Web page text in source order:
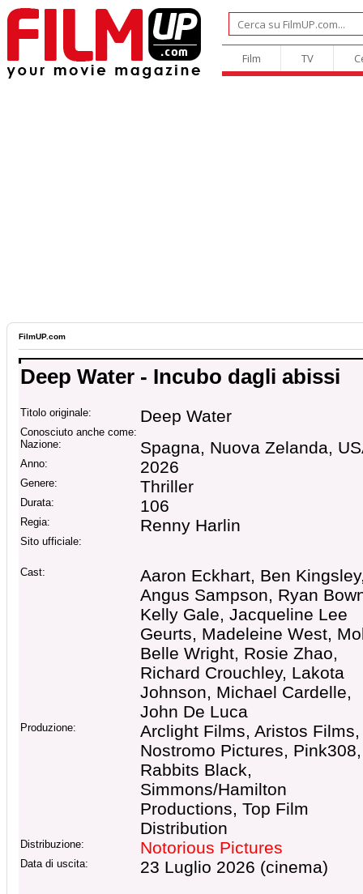
Film TV
FilmUP.com
Deep Water - Incubo dagli abissi
Titolo originale: Deep Water
Conosciuto anche come:
Nazione:
Spagna, Nuova Zelanda,
Anno: 2026
Genere: Thriller
Durata: 106
Regia: Renny Harlin
Sito ufficiale:
Cast:
Aaron Eckhart, Ben
Angus Sampson, Ryan
Kelly Gale, Jacqueline Lee
Geurts, Madeleine West,
Belle Wright, Rosie Zhao,
Richard Crouchley, Lakota
Johnson, Michael Cardelle,
John De Luca
Produzione:
Arclight Films, Aristos Films,
Nostromo Pictures, Pink308,
Rabbits Black,
Simmons/Hamilton
Productions, Top Film
Distribution
Distribuzione: Notorious Pictures
Data di uscita:
23 Luglio 2026 (cinema)